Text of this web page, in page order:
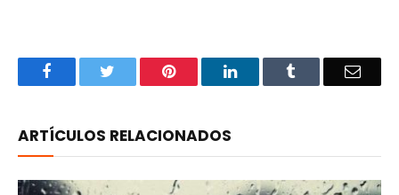
Facebook Pinterest LinkedIn Email
ARTÍCULOS RELACIONADOS